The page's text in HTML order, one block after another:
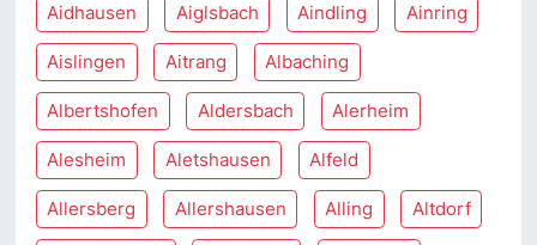
Aidhausen Aiglsbach Aindling Ainring
Aislingen Aitrang Albaching
Albertshofen Aldersbach Alerheim
Alesheim Aletshausen Alfeld
Allersberg Allershausen Alling Altdorf